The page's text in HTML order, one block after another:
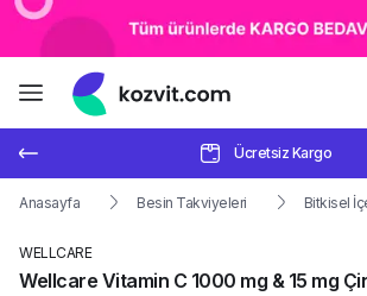
Ücretsiz Kargo
Anasayfa Besin Takviyeleri Bitkisel
WELLCARE
Wellcare Vitamin C 1000 mg & 15 mg